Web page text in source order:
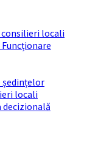
consilieri locali
ședințelor
locali